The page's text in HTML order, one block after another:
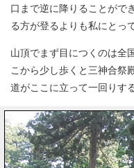
口まで逆に降りることがで
る方が登るよりも私にとっ
山頂でまず目につくのは全
こから少し歩くと三神合祭
道がここに立って一回りす